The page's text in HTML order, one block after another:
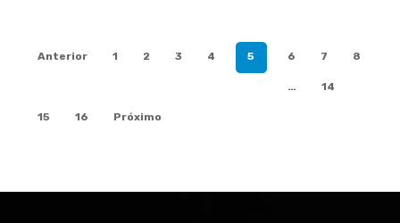
Anterior 1 2 3 4 5 6 7 8
… 14
15 16 Próximo